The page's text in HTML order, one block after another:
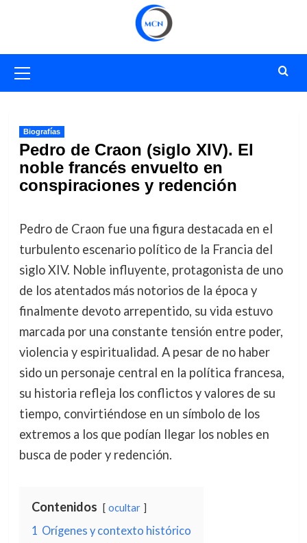
primario
Biografías
Pedro de Craon (siglo XIV). El
noble francés envuelto en
conspiraciones y redención
Pedro de Craon fue una figura destacada en el
turbulento escenario político de la Francia del
siglo XIV. Noble influyente, protagonista de uno
de los atentados más notorios de la época y
finalmente devoto arrepentido, su vida estuvo
marcada por una constante tensión entre poder,
violencia y espiritualidad. A pesar de no haber
sido un personaje central en la política francesa,
su historia refleja los conflictos y valores de su
tiempo, convirtiéndose en un símbolo de los
extremos a los que podían llegar los nobles en
busca de poder y redención.
Contenidos ocultar
1 Orígenes y contexto histórico